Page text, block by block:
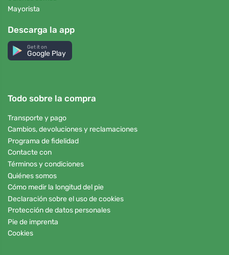
Mayorista
Descarga la app
Get it on
Google Play
Todo sobre la compra
Transporte y pago
Cambios, devoluciones y reclamaciones
Programa de fidelidad
Contacte con
Términos y condiciones
Quiénes somos
Cómo medir la longitud del pie
Declaración sobre el uso de cookies
Protección de datos personales
Pie de imprenta
Cookies